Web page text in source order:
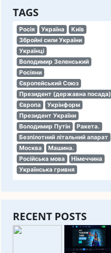
TAGS
Росія Україна
Київ
Збройні сили України
Українці
Володимир Зеленський
Росіяни
Європейський Союз
Президент (державна посада)
Європа
Укрінформ
Президент України
Володимир Путін
Ракета.
Безпілотний літальний апарат
Москва
Машина.
Російська мова
Німеччина
Українська гривня
RECENT POSTS